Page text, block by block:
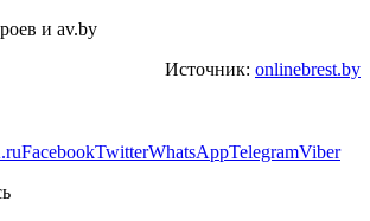
и av.by
Источник: onlinebrest.by
FacebookTwitterWhatsAppTelegramViber